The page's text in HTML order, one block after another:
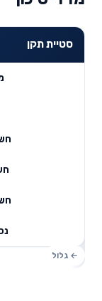
סטיית תקן